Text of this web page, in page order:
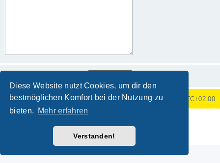
Diese Website nutzt Cookies, um dir den
bestmöglichen Komfort bei der Nutzung zu
bieten.
Mehr erfahren
Verstanden!
Foren-Übersicht Alle Zeiten sind UTC+02:00
Deutsche Übersetzung durchphpBB.de
Datenschutz|Nutzungsbedingungen